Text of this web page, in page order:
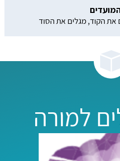
את הקוד, מגלים את הסוד
למורה